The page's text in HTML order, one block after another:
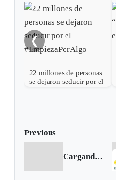
❮
22 millones de personas
se dejaron seducir por el
Previous
Cargando anterior...